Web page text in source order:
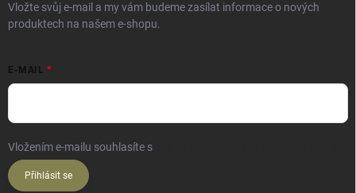
Vložte svůj e-mail a my vám budeme zasílat informace o nových
produktech na našem e-shopu.
E-MAIL
Vložením e-mailu souhlasíte s
Přihlásit se